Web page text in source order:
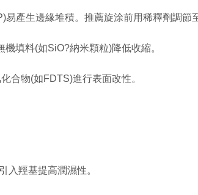
生邊緣堆積。推薦旋涂前用稀釋劑調節
填料(如SiO?納米顆粒)降低收縮。
物(如FDTS)進行表面改性。
羥基提高潤濕性。